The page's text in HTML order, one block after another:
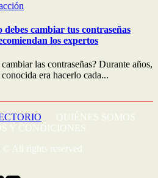
debes cambiar tus contraseñas
los expertos
las contraseñas? Durante años,
era hacerlo cada...
QUIÉNES SOMOS
Y CONDICIONES
All rights reserved